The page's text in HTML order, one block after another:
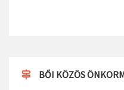
BŐI KÖZÖS